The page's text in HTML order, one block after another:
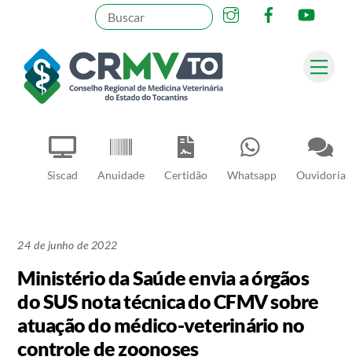
content
Siscad Anuidade Certidão Whatsapp Ouvidoria
InstagramFacebook
Pesquisar
24 de junho de 2022
Ministério da Saúde envia a órgãos
do SUS nota técnica do CFMV sobre
atuação do médico-veterinário no
controle de zoonoses